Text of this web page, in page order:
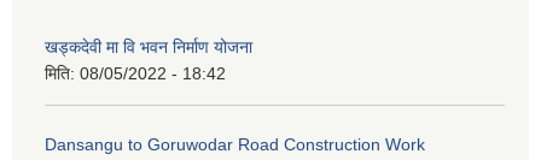
खड्कदेवी मा वि भवन निर्माण योजना
मिति: 08/05/2022 - 18:42
Dansangu to Goruwodar Road Construction Work